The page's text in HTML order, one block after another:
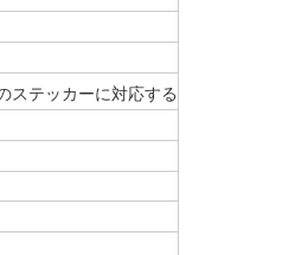
ステッカーに対応する